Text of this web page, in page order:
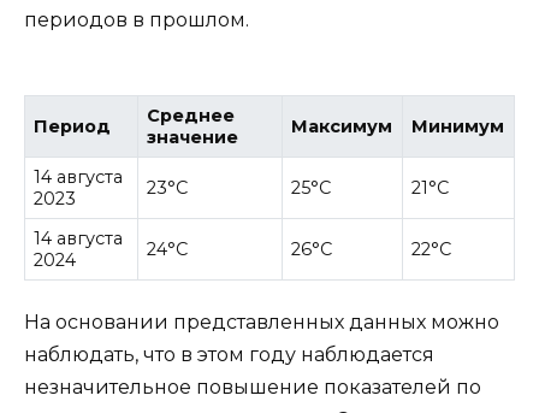
периодов в прошлом.
Период
Среднее
значение
Максимум Минимум
14 августа
2023
23°C 25°C 21°C
14 августа
2024
24°C 26°C 22°C
На основании представленных данных можно
наблюдать, что в этом году наблюдается
незначительное повышение показателей по